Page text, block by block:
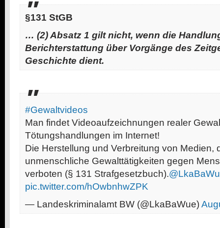
§131 StGB
… (2) Absatz 1 gilt nicht, wenn die
Berichterstattung über Vorgänge des
Geschichte dient.
#Gewaltvideos
Man findet Videoaufzeichnungen realer
Tötungshandlungen im Internet!
Die Herstellung und Verbreitung von Medien,
unmenschliche Gewalttätigkeiten gegen
verboten (§ 131 Strafgesetzbuch).
pic.twitter.com/hOwbnhwZPK
— Landeskriminalamt BW (@LkaBaWue)